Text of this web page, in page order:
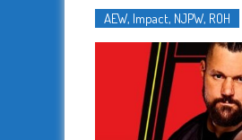
AEW, Impact, NJPW, ROH